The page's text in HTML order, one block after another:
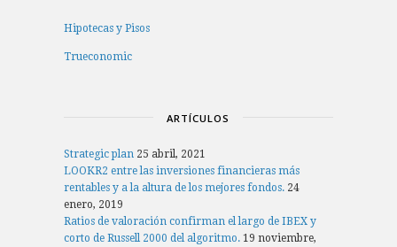
Hipotecas y Pisos
Trueconomic
ARTÍCULOS
Strategic plan 25 abril, 2021
LOOKR2 entre las inversiones financieras más
rentables y a la altura de los mejores fondos. 24
enero, 2019
Ratios de valoración confirman el largo de IBEX y
corto de Russell 2000 del algoritmo. 19 noviembre,